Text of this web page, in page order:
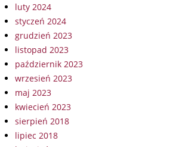
luty 2024
styczeń 2024
grudzień 2023
listopad 2023
październik 2023
wrzesień 2023
maj 2023
kwiecień 2023
sierpień 2018
lipiec 2018